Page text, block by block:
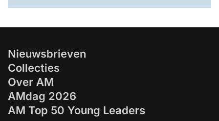
Nieuwsbrieven
Collecties
Over AM
AMdag 2026
AM Top 50 Young Leaders